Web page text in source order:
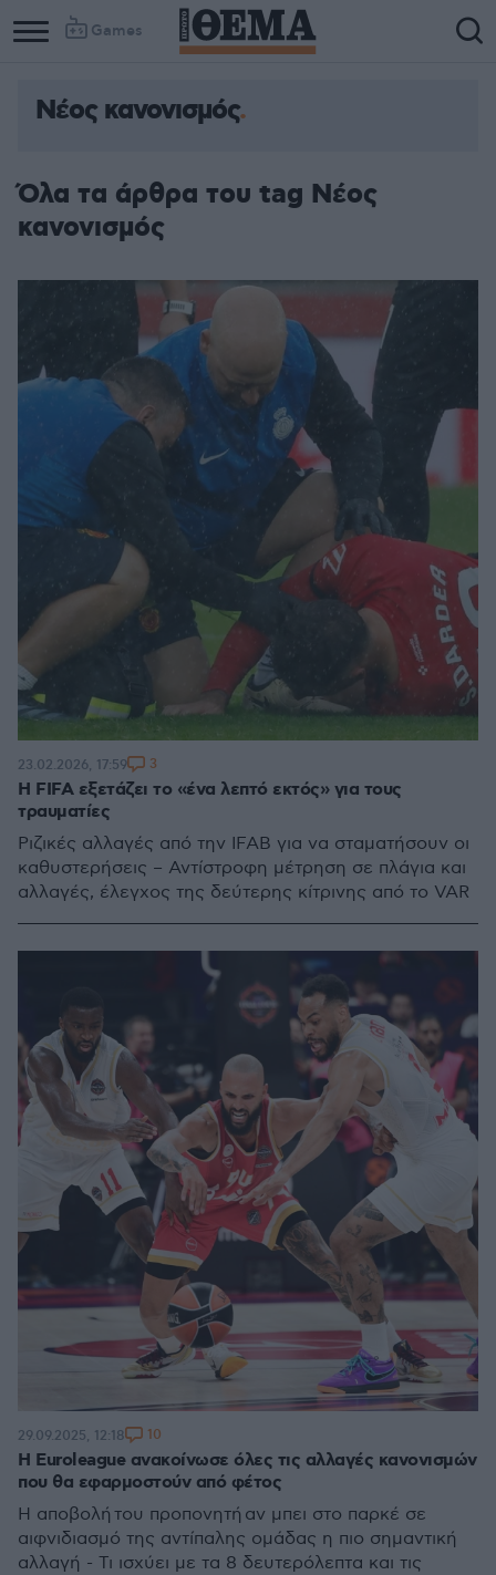
Games
Νέος κανονισμός
Όλα τα άρθρα του tag Νέος
κανονισμός
Η FIFA εξετάζει το «ένα λεπτό εκτός» για τους
τραυματίες
Ριζικές αλλαγές από την IFAB για να σταματήσουν οι
καθυστερήσεις – Αντίστροφη μέτρηση σε πλάγια και
αλλαγές, έλεγχος της δεύτερης κίτρινης από το VAR
23.02.2026, 17:59 3
Η Euroleague ανακοίνωσε όλες τις αλλαγές κανονισμών
που θα εφαρμοστούν από φέτος
Η αποβολή του προπονητή αν μπει στο παρκέ σε
αιφνιδιασμό της αντίπαλης ομάδας η πιο σημαντική
αλλαγή - Τι ισχύει με τα 8 δευτερόλεπτα και τις
29.09.2025, 12:18 10